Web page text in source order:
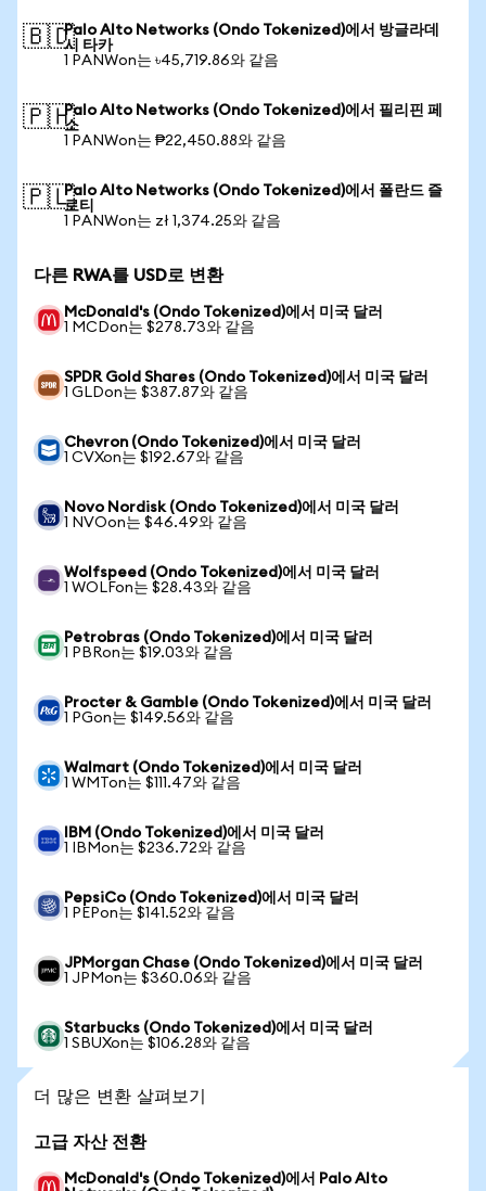
🇧🇩Palo Alto Networks (Ondo Tokenized)에서 방글라데
시 타카
1 PANWon는 ৳45,719.86와 같음
🇵🇭Palo Alto Networks (Ondo Tokenized)에서 필리핀 페
소
1 PANWon는 ₱22,450.88와 같음
🇵🇱Palo Alto Networks (Ondo Tokenized)에서 폴란드 즐
로티
1 PANWon는 zł 1,374.25와 같음
다른 RWA를 USD로 변환
McDonald's (Ondo Tokenized)에서 미국 달러
1 MCDon는 $278.73와 같음
SPDR Gold Shares (Ondo Tokenized)에서 미국 달러
1 GLDon는 $387.87와 같음
Chevron (Ondo Tokenized)에서 미국 달러
1 CVXon는 $192.67와 같음
Novo Nordisk (Ondo Tokenized)에서 미국 달러
1 NVOon는 $46.49와 같음
Wolfspeed (Ondo Tokenized)에서 미국 달러
1 WOLFon는 $28.43와 같음
Petrobras (Ondo Tokenized)에서 미국 달러
1 PBRon는 $19.03와 같음
Procter & Gamble (Ondo Tokenized)에서 미국 달러
1 PGon는 $149.56와 같음
Walmart (Ondo Tokenized)에서 미국 달러
1 WMTon는 $111.47와 같음
IBM (Ondo Tokenized)에서 미국 달러
1 IBMon는 $236.72와 같음
PepsiCo (Ondo Tokenized)에서 미국 달러
1 PEPon는 $141.52와 같음
JPMorgan Chase (Ondo Tokenized)에서 미국 달러
1 JPMon는 $360.06와 같음
Starbucks (Ondo Tokenized)에서 미국 달러
1 SBUXon는 $106.28와 같음
더 많은 변환 살펴보기
고급 자산 전환
McDonald's (Ondo Tokenized)에서 Palo Alto